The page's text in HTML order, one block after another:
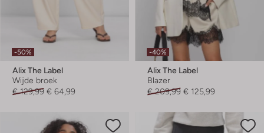
-50%
Alix The Label
Wijde broek
€ 129,99 € 64,99
-40%
Alix The Label
Blazer
€ 209,99 € 125,99